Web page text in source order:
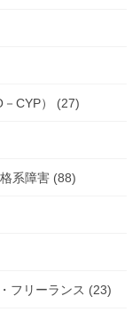
CYP） (27)
系障害 (88)
フリーランス (23)